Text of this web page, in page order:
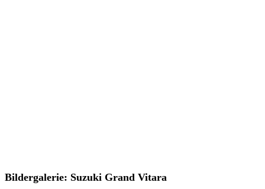
Bildergalerie: Suzuki Grand Vitara